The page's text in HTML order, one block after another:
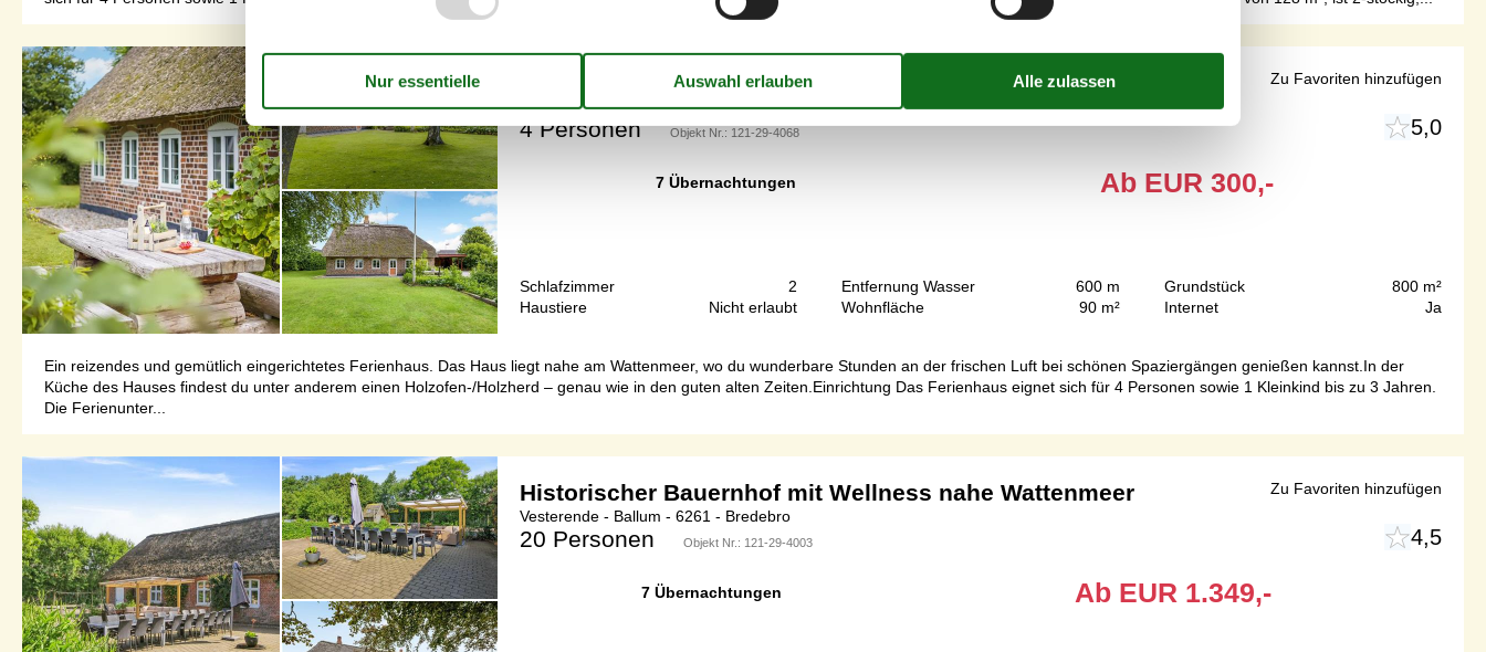
Gemütliches Ferienhaus nahe dem Wattenmeer
Strandvej - Ballum - 6261 - Bredebro
4 Personen Objekt Nr.: 121-29-4068 5,0
7 Übernachtungen Ab EUR 300,-
Schlafzimmer
2
Haustiere
Nicht erlaubt
Entfernung Wasser
600 m
Wohnfläche
90 m²
Grundstück
800 m²
Internet
Ja
Ein reizendes und gemütlich eingerichtetes Ferienhaus. Das Haus liegt nahe am Wattenmeer, wo du wunderbare Stunden an der frischen Luft bei schönen Spaziergängen genießen kannst.In der
Küche des Hauses findest du unter anderem einen Holzofen-/Holzherd – genau wie in den guten alten Zeiten.Einrichtung Das Ferienhaus eignet sich für 4 Personen sowie 1 Kleinkind bis zu 3 Jahren.
Die Ferienunter...
Zu Favoriten hinzufügen
Historischer Bauernhof mit Wellness nahe Wattenmeer
Vesterende - Ballum - 6261 - Bredebro
20 Personen Objekt Nr.: 121-29-4003 4,5
7 Übernachtungen Ab EUR 1.349,-
Zu Favoriten hinzufügen